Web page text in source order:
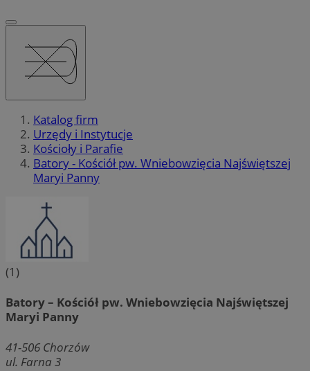
Katalog firm
Urzędy i Instytucje
Kościoły i Parafie
Batory - Kościół pw. Wniebowzięcia Najświętszej
Maryi Panny
(1)
Batory – Kościół pw. Wniebowzięcia Najświętszej
Maryi Panny
41-506 Chorzów
ul. Farna 3